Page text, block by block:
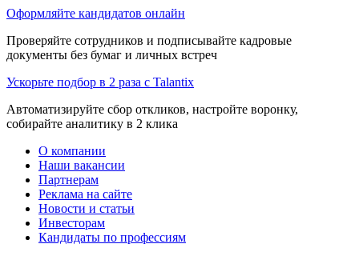
Оформляйте кандидатов онлайн
Проверяйте сотрудников и подписывайте кадровые
документы без бумаг и личных встреч
Ускорьте подбор в 2 раза с Talantix
Автоматизируйте сбор откликов, настройте воронку,
собирайте аналитику в 2 клика
О компании
Наши вакансии
Партнерам
Реклама на сайте
Новости и статьи
Инвесторам
Кандидаты по профессиям